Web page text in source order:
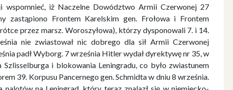
iż Naczelne Dowództwo Armii Czerwonej 27
zastąpiono Frontem Karelskim gen. Frołowa i Frontem
przez marsz. Woroszyłowa), którzy dysponowali 7. i 14.
nie zwiastował nic dobrego dla sił Armii Czerwonej
padł Wyborg. 7 września Hitler wydał dyrektywę nr 35, w
i blokowania Leningradu, co było zwiastunem
39. Korpusu Pancernego gen. Schmidta w dniu 8 września.